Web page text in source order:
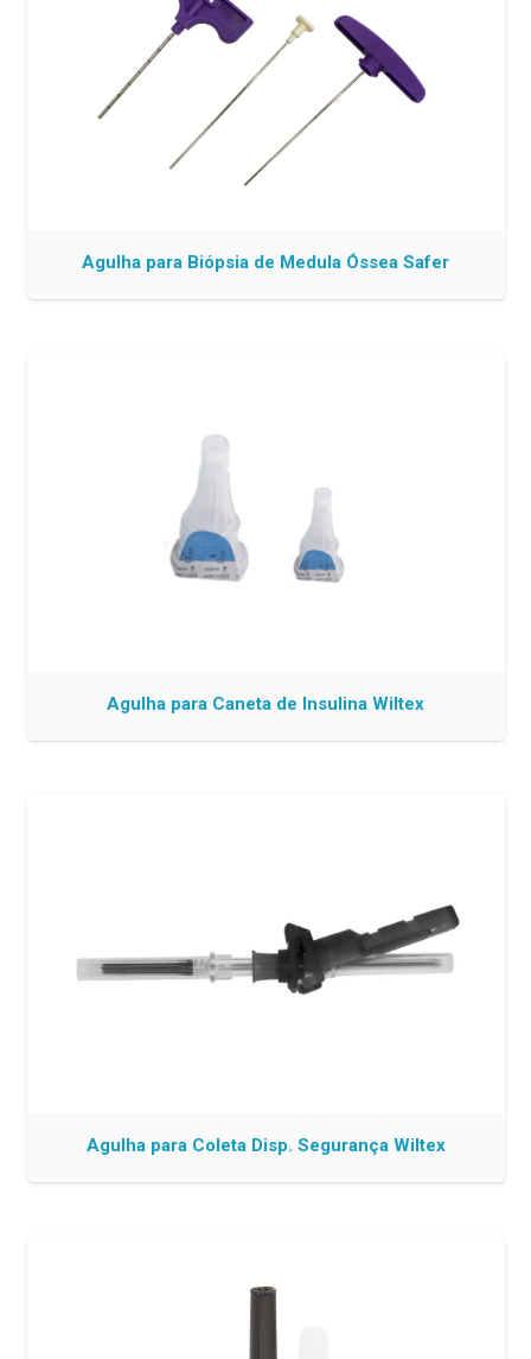
Agulha para Biópsia de Medula Óssea Safer
Agulha para Caneta de Insulina Wiltex
Agulha para Coleta Disp. Segurança Wiltex